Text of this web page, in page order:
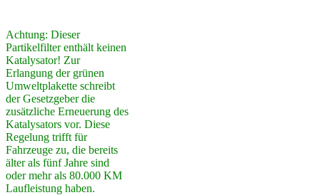
Achtung: Dieser
Partikelfilter enthält keinen
Katalysator! Zur
Erlangung der grünen
Umweltplakette schreibt
der Gesetzgeber die
zusätzliche Erneuerung des
Katalysators vor. Diese
Regelung trifft für
Fahrzeuge zu, die bereits
älter als fünf Jahre sind
oder mehr als 80.000 KM
Laufleistung haben.